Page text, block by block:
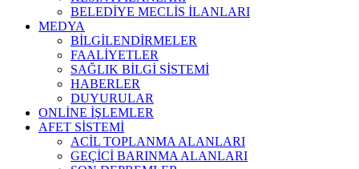
BELEDİYE MECLİS İLANLARI
MEDYA
BİLGİLENDİRMELER
FAALİYETLER
SAĞLIK BİLGİ SİSTEMİ
HABERLER
DUYURULAR
ONLİNE İŞLEMLER
AFET SİSTEMİ
ACİL TOPLANMA ALANLARI
GEÇİCİ BARINMA ALANLARI